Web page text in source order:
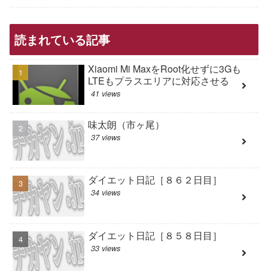
読まれている記事
Xiaomi Mi MaxをRoot化せずに3Gも
LTEもプラスエリアに対応させる
41 views
味太朗（市ヶ尾）
37 views
ダイエット日記［８６２日目］
34 views
ダイエット日記［８５８日目］
33 views